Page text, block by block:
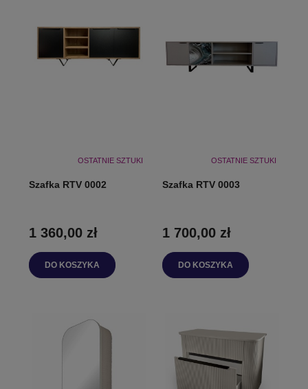
OSTATNIE SZTUKI
Szafka RTV 0002
1 360,00 zł
DO KOSZYKA
OSTATNIE SZTUKI
Szafka RTV 0003
1 700,00 zł
DO KOSZYKA